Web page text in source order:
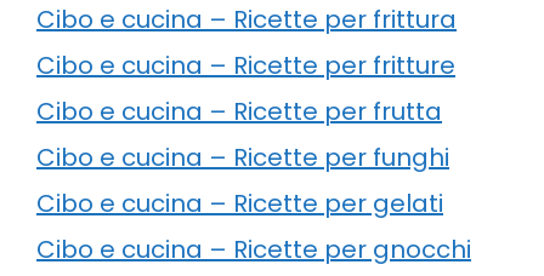
Cibo e cucina – Ricette per frittura
Cibo e cucina – Ricette per fritture
Cibo e cucina – Ricette per frutta
Cibo e cucina – Ricette per funghi
Cibo e cucina – Ricette per gelati
Cibo e cucina – Ricette per gnocchi